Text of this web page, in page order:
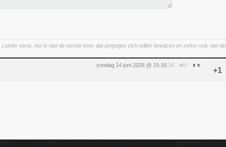
Luister eens, het is niet de eerste keer dat jongetjes zich willen bewijzen en zeker ook niet de
zondag 14 juni 2026 @ 15:16:14 #57